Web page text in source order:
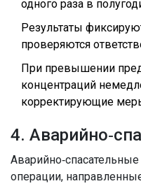
одного раза в
Результаты
проверяются
При превышении
концентраций
корректирующие
4.
операции,